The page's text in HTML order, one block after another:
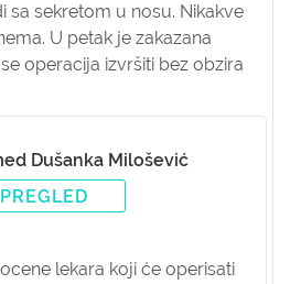
sa sekretom u nosu. Nikakve
U petak je zakazana
operacija izvršiti bez obzira
Dušanka Milošević
lekara koji će operisati